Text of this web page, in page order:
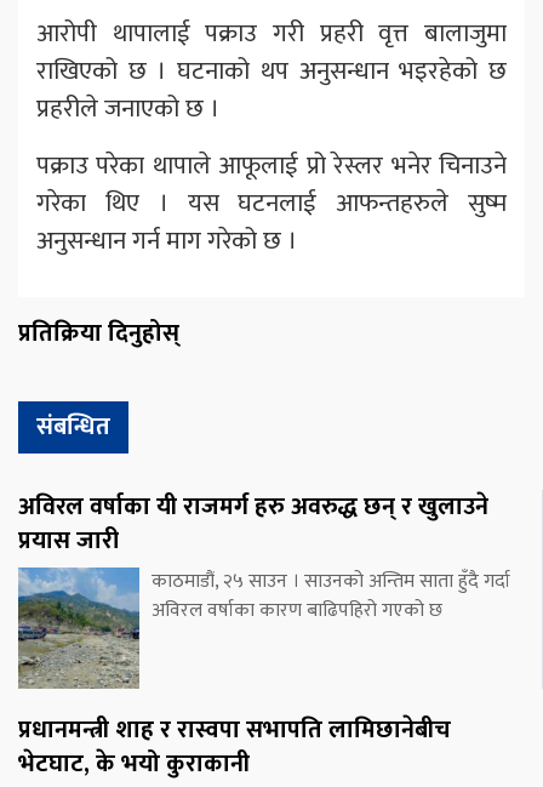
आरोपी थापालाई पक्राउ गरी प्रहरी वृत्त बालाजुमा
राखिएको छ । घटनाको थप अनुसन्धान भइरहेको छ
प्रहरीले जनाएको छ ।
पक्राउ परेका थापाले आफूलाई प्रो रेस्लर भनेर चिनाउने
गरेका थिए । यस घटनलाई आफन्तहरुले सुष्म
अनुसन्धान गर्न माग गरेको छ ।
प्रतिक्रिया दिनुहोस्
संबन्धित
अविरल वर्षाका यी राजमर्ग हरु अवरुद्ध छन् र खुलाउने
प्रयास जारी
काठमाडौं, २५ साउन । साउनको अन्तिम साता हुँदै गर्दा
अविरल वर्षाका कारण बाढिपहिरो गएको छ
प्रधानमन्त्री शाह र रास्वपा सभापति लामिछानेबीच
भेटघाट, के भयो कुराकानी